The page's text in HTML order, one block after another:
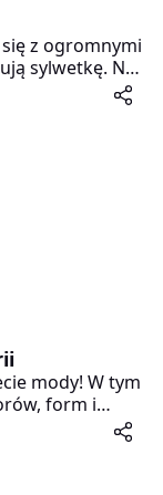
z ogromnymi
sylwetkę. Na
dla nas
być
mody! W tym
form i
kreślą proste